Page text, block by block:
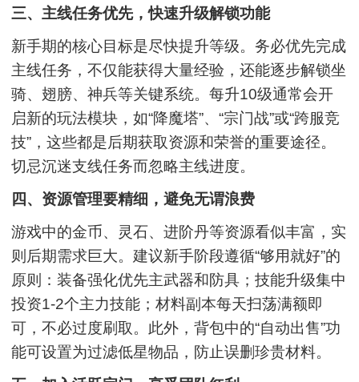
三、主线任务优先，快速升级解锁功能
新手期的核心目标是尽快提升等级。务必优先完成
主线任务，不仅能获得大量经验，还能逐步解锁坐
骑、翅膀、神兵等关键系统。每升10级通常会开
启新的玩法模块，如“降魔塔”、“宗门战”或“跨服竞
技”，这些都是后期获取资源和荣誉的重要途径。
切忌沉迷支线任务而忽略主线进度。
四、资源管理要精细，避免无谓浪费
游戏中的金币、灵石、进阶丹等资源看似丰富，实
则后期需求巨大。建议新手阶段遵循“够用就好”的
原则：装备强化优先主武器和防具；技能升级集中
投资1-2个主力技能；材料副本每天扫荡满额即
可，不必过度刷取。此外，背包中的“自动出售”功
能可设置为过滤低星物品，防止误删珍贵材料。